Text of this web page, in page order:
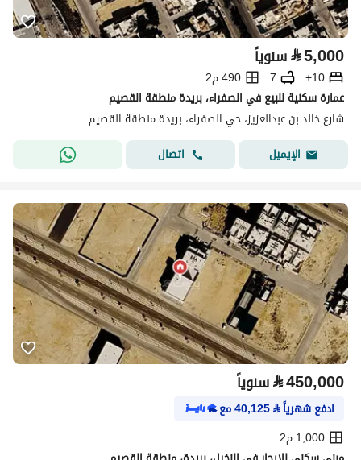
⃁5,000 سنوياً
10+
7
490 م2
عمارة سكنية للبيع في الصفراء، بريدة منطقة القصيم
شارع خالد بن عبدالعزيز، حي الصفراء، بريدة منطقة القصيم
الإيميل
اتصال
⃁450,000 سنوياً
ادفع شهرياً⃁
40,125مع
1,000 م2